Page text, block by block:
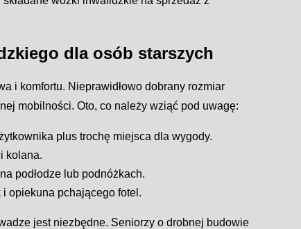
dla osób starszych
i komfortu. Nieprawidłowo dobrany rozmiar
mobilności. Oto, co należy wziąć pod uwagę:
plus trochę miejsca dla wygody.
kolana.
podłodze lub podnóżkach.
opiekuna pchającego fotel.
jest niezbędne. Seniorzy o drobnej budowie